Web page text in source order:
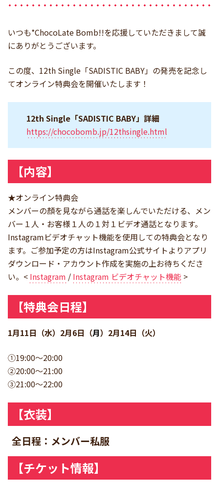
いつも*ChocoLate Bomb!!を応援していただきまして誠
にありがとうございます。
この度、12th Single「SADISTIC BABY」の発売を記念し
てオンライン特典会を開催いたします！
12th Single「SADISTIC BABY」詳細
https://chocobomb.jp/12thsingle.html
【内容】
★オンライン特典会
メンバーの顏を見ながら通話を楽しんでいただける、メン
バー１人・お客様１人の１対１ビデオ通話となります。
Instagramビデオチャット機能を使用しての特典会となり
ます。ご参加予定の方はInstagram公式サイトよりアプリ
ダウンロード・アカウント作成を実施の上お待ちくださ
い。< Instagram / Instagram ビデオチャット機能 >
【特典会日程】
1月11日（水）2月6日（月）2月14日（火）
①19:00～20:00
②20:00～21:00
③21:00～22:00
【衣装】
全日程：メンバー私服
【チケット情報】